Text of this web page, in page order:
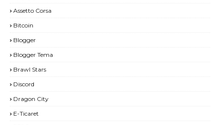
Assetto Corsa
Bitcoin
Blogger
Blogger Tema
Brawl Stars
Discord
Dragon City
E-Ticaret